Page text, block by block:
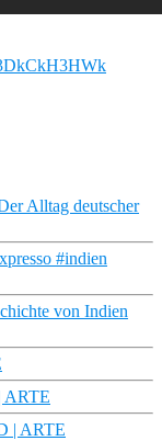
Alltag deutscher
#indien
von Indien
ARTE
| ARTE